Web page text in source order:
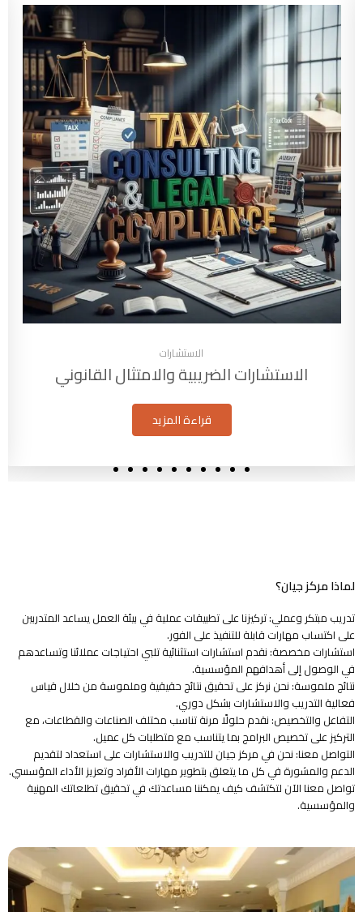
الاستشارات
الاستشارات الضريبية والامتثال القانوني
قراءة المزيد
لماذا مركز جيان؟
تدريب مبتكر وعملي: تركيزنا على تطبيقات عملية في بيئة العمل يساعد المتدربين
على اكتساب مهارات قابلة للتنفيذ على الفور.
استشارات مخصصة: نقدم استشارات استثنائية تلبي احتياجات عملائنا وتساعدهم
في الوصول إلى أهدافهم المؤسسية.
نتائج ملموسة: نحن نركز على تحقيق نتائج حقيقية وملموسة من خلال قياس
فعالية التدريب والاستشارات بشكل دوري.
التفاعل والتخصيص: نقدم حلولًا مرنة تناسب مختلف الصناعات والقطاعات، مع
التركيز على تخصيص البرامج بما يتناسب مع متطلبات كل عميل.
التواصل معنا: نحن في مركز جيان للتدريب والاستشارات على استعداد لتقديم
الدعم والمشورة في كل ما يتعلق بتطوير مهارات الأفراد وتعزيز الأداء المؤسسي.
تواصل معنا الآن لتكتشف كيف يمكننا مساعدتك في تحقيق تطلعاتك المهنية
والمؤسسية.